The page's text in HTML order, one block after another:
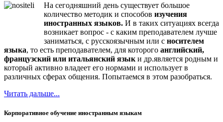
На сегодняшний день существует большое
количество методик и способов изучения
иностранных языков. И в таких ситуациях всегда
возникает вопрос - с каким преподавателем лучше
заниматься, с русскоязычным или с носителем
языка, то есть преподавателем, для которого английский,
французский или итальянский язык и др.является родным и
который активно владеет его нормами и использует в
различных сферах общения. Попытаемся в этом разобраться.
Читать дальше...
Корпоративное обучение иностранным языкам